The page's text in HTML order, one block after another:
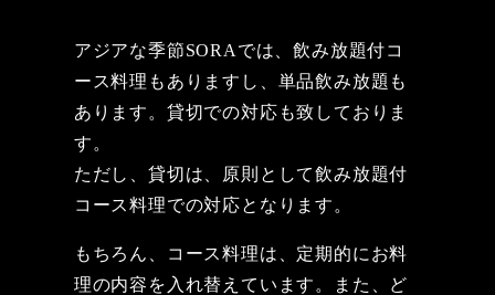
アジアな季節SORAでは、飲み放題付コ
ース料理もありますし、単品飲み放題も
あります。貸切での対応も致しておりま
す。
ただし、貸切は、原則として飲み放題付
コース料理での対応となります。
もちろん、コース料理は、定期的にお料
理の内容を入れ替えています。また、ど